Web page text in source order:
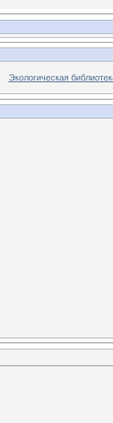
Экологическая